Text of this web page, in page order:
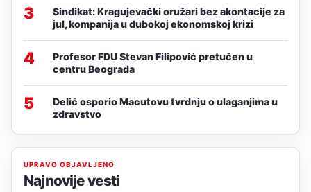
3
Sindikat: Kragujevački oružari bez akontacije za
jul, kompanija u dubokoj ekonomskoj krizi
4
Profesor FDU Stevan Filipović pretučen u
centru Beograda
5
Delić osporio Macutovu tvrdnju o ulaganjima u
zdravstvo
UPRAVO OBJAVLJENO
Najnovije vesti